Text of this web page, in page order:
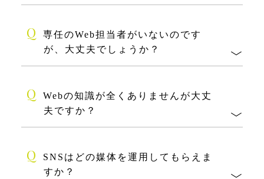
Q
専任のWeb担当者がいないのです
が、大丈夫でしょうか？
Q
Webの知識が全くありませんが大丈
夫ですか？
Q
SNSはどの媒体を運用してもらえま
すか？